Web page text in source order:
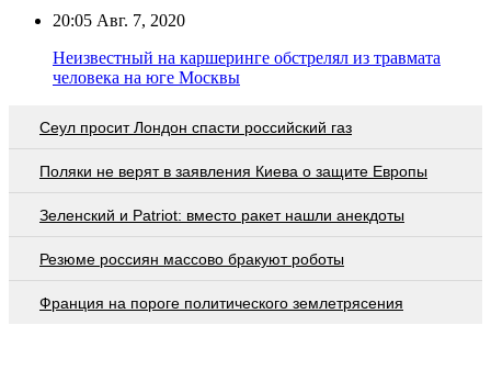
20:05 Авг. 7, 2020
Неизвестный на каршеринге обстрелял из травмата
человека на юге Москвы
Сеул просит Лондон спасти российский газ
Поляки не верят в заявления Киева о защите Европы
Зеленский и Patriot: вместо ракет нашли анекдоты
Резюме россиян массово бракуют роботы
Франция на пороге политического землетрясения